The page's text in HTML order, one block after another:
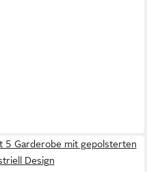
5 Garderobe mit gepolsterten
Design